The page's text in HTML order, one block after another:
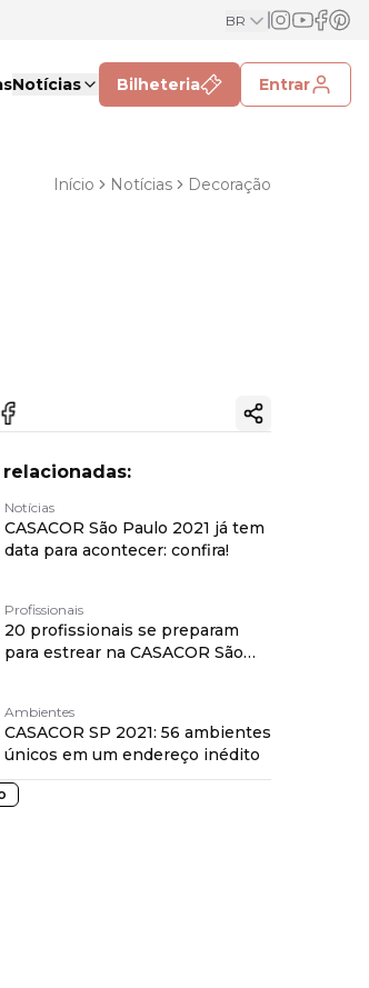
BR
Notícias Bilheteria Entrar
Início Notícias Decoração
Copiar link
Notícias
CASACOR São Paulo 2021 já tem
data para acontecer: confira!
Profissionais
20 profissionais se preparam
para estrear na CASACOR São
Ambientes
CASACOR SP 2021: 56 ambientes
únicos em um endereço inédito